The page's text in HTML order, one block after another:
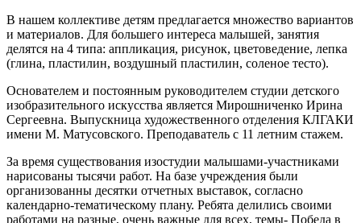
В нашем коллективе детям предлагается множество вариантов
и материалов. Для большего интереса малышей, занятия
делятся на 4 типа: аппликация, рисунок, цветоведение, лепка
(глина, пластилин, воздушный пластилин, соленое тесто).
Основателем и постоянным руководителем студии детского
изобразительного искусства является Мирошниченко Ирина
Сергеевна. Выпускница художественного отделения КЛГАКИ
имени М. Матусовского. Преподаватель с 11 летним стажем.
За время существования изостудии малышами-участниками
нарисованы тысячи работ. На базе учреждения были
организованны десятки отчетных выставок, согласно
календарно-тематическому плану. Ребята делились своими
работами на разные, очень важные для всех, темы- Победа в